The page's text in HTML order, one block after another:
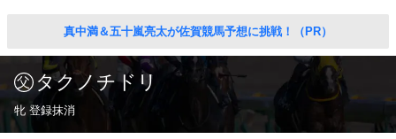
真中満＆五十嵐亮太が佐賀競馬予想に挑戦！（PR）
タクノチドリ
牝 登録抹消